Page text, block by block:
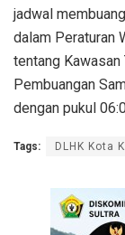
jadwal
dalam Peraturan
tentang
Pembuangan
dengan pukul
Tags: DLHK Kota